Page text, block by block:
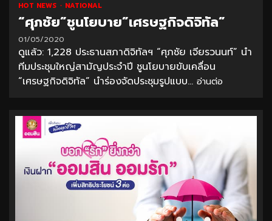
HOT NEWS NATIONAL
“ศุภชัย”ชูนโยบาย”เศรษฐกิจดิจิทัล”
01/05/2020
ดูแล้ว: 1,228 ประธานสภาดิจิทัลฯ “ศุภชัย เจียรวนนท์” นำ
ทีมประชุมใหญ่สามัญประจำปี ชูนโยบายขับเคลื่อน
“เศรษฐกิจดิจิทัล” นำร่องจัดประชุมรูปแบบ... อ่านต่อ